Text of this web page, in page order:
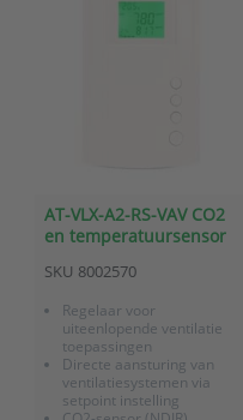
AT-VLX-A2-RS-VAV CO2
en temperatuursensor
analoge 0-10V uitgang
en Modbus RS485
SKU 8002570
Regelaar voor
uiteenlopende ventilatie
toepassingen
Directe aansturing van
ventilatiesystemen via
setpoint instelling